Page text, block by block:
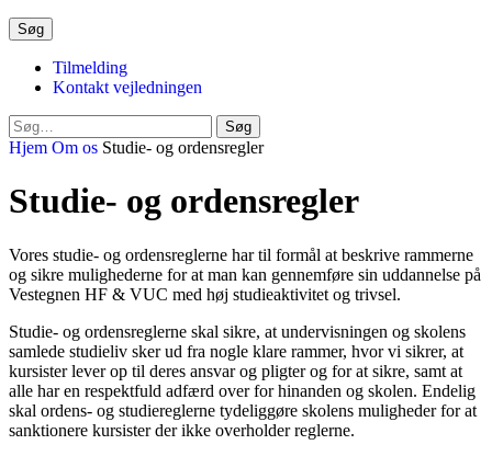
Søg
Tilmelding
Kontakt vejledningen
Luk
søgeformular
Søg
Hjem Om os Studie- og ordensregler
Studie- og ordensregler
Vores studie- og ordensreglerne har til formål at beskrive rammerne
og sikre mulighederne for at man kan gennemføre sin uddannelse på
Vestegnen HF & VUC med høj studieaktivitet og trivsel.
Studie- og ordensreglerne skal sikre, at undervisningen og skolens
samlede studieliv sker ud fra nogle klare rammer, hvor vi sikrer, at
kursister lever op til deres ansvar og pligter og for at sikre, samt at
alle har en respektfuld adfærd over for hinanden og skolen. Endelig
skal ordens- og studiereglerne tydeliggøre skolens muligheder for at
sanktionere kursister der ikke overholder reglerne.